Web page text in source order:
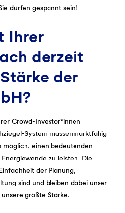
dürfen gespannt sein!
Ihrer
derzeit
der
Crowd-Investor*innen
System massenmarktfähig
möglich, einen bedeutenden
zu leisten. Die
der Planung,
sind und bleiben dabei unser
größte Stärke.